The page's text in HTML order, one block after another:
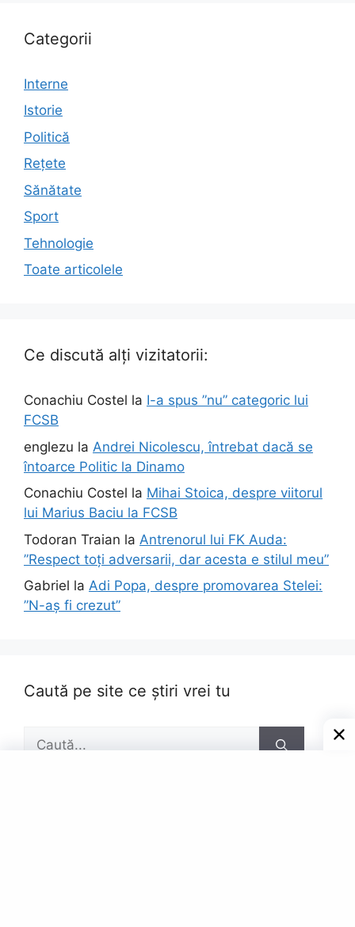
Categorii
Interne
Istorie
Politică
Rețete
Sănătate
Sport
Tehnologie
Toate articolele
Ce discută alți vizitatorii:
Conachiu Costel la I-a spus ”nu” categoric lui
FCSB
englezu la Andrei Nicolescu, întrebat dacă se
întoarce Politic la Dinamo
Conachiu Costel la Mihai Stoica, despre viitorul
lui Marius Baciu la FCSB
Todoran Traian la Antrenorul lui FK Auda:
”Respect toți adversarii, dar acesta e stilul meu”
Gabriel la Adi Popa, despre promovarea Stelei:
”N-aș fi crezut”
Caută pe site ce știri vrei tu
Caută
după: